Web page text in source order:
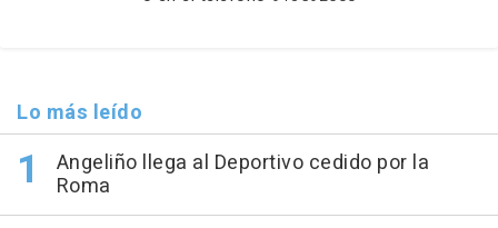
Lo más leído
Angeliño llega al Deportivo cedido por la
Roma